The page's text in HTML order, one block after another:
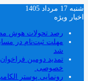
شنبه 17 مرداد 1405
اخبار ویژه
رصد تحولات هوش
شد
تمدید دومین
خصوصی